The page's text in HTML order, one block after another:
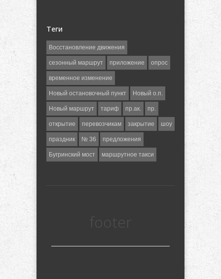
Теги
Восстановление движения
сезонный маршрут приложение опрос
временное изменение
Новый остановочный пункт Новый о.п.
Новый маршрут тариф пр.ак. пр.
открытие перевозчикам закрытие шоу
праздник № 36 предложения
Бугринский мост маршрутное такси
footer